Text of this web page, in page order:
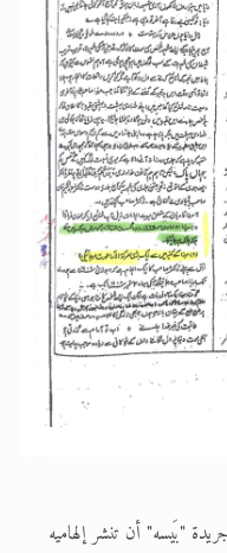
"بَيسه" أن تنشر إلهاميه